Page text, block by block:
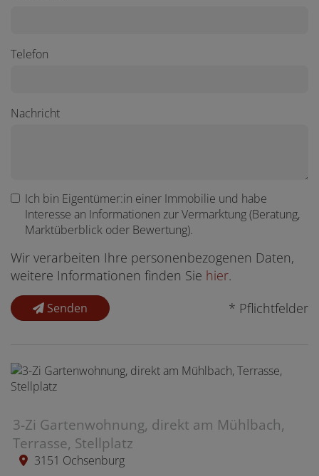
Telefon
Nachricht
Ich bin Eigentümer:in einer Immobilie und habe
Interesse an Informationen zur Vermarktung (Beratung,
Marktüberblick oder Bewertung).
Wir verarbeiten Ihre personenbezogenen Daten,
weitere Informationen finden Sie hier.
Senden * Pflichtfelder
3-Zi Gartenwohnung, direkt am Mühlbach,
Terrasse, Stellplatz
3151 Ochsenburg